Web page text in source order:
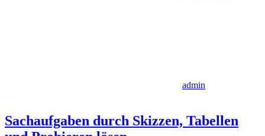
admin
Sachaufgaben durch Skizzen, Tabellen